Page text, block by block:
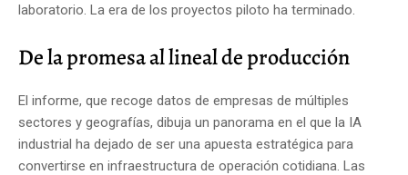
laboratorio. La era de los proyectos piloto ha terminado.
De la promesa al lineal de producción
El informe, que recoge datos de empresas de múltiples
sectores y geografías, dibuja un panorama en el que la IA
industrial ha dejado de ser una apuesta estratégica para
convertirse en infraestructura de operación cotidiana. Las